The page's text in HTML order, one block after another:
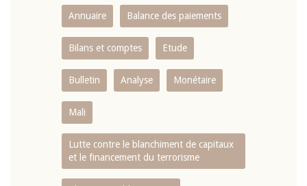
Annuaire Balance des paiements
Bilans et comptes Etude
Bulletin Analyse Monétaire
Mali
Lutte contre le blanchiment de capitaux
et le financement du terrorisme